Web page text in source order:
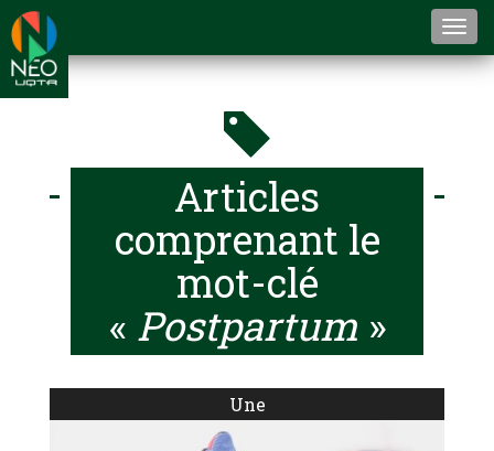
Articles
comprenant le
mot-clé
« Postpartum »
Une